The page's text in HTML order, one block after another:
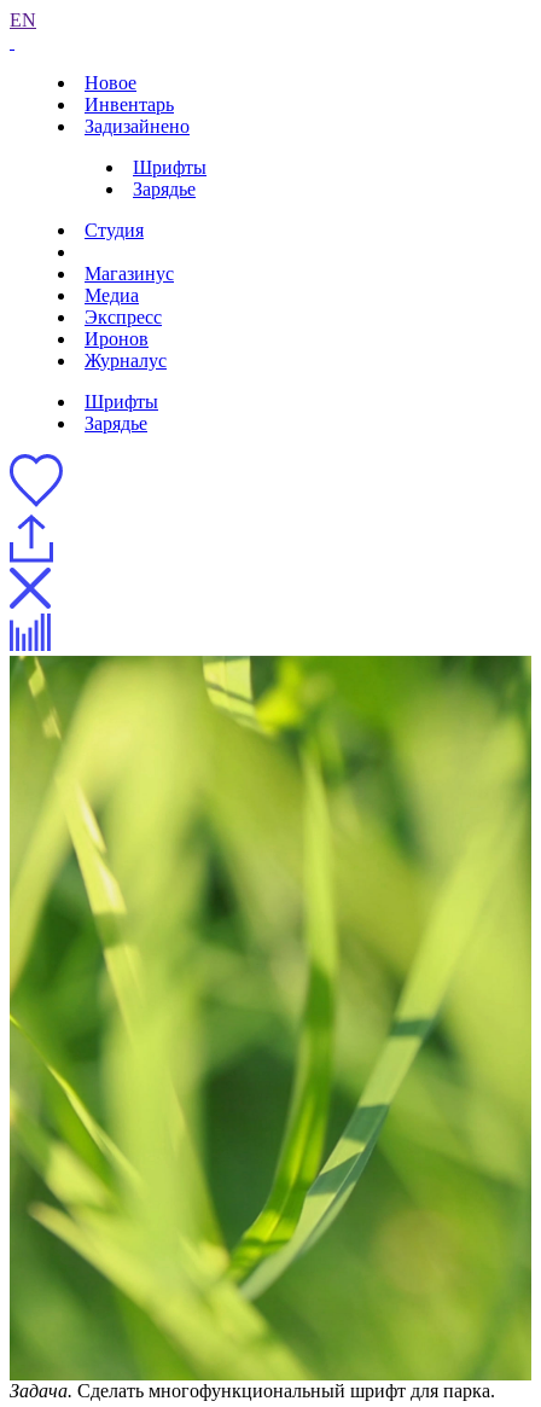
EN
Новое
Инвентарь
Задизайнено
Шрифты
Зарядье
Студия
Магазинус
Медиа
Экспресс
Иронов
Журналус
Шрифты
Зарядье
Фирменный стиль Шрифт Навигация
Крышки люков
Концертный зал
Шрифт Зарядье
Описание
Описание
Процесс
Тест-драйв
Таблица символов
Задача. Сделать многофункциональный шрифт для парка.